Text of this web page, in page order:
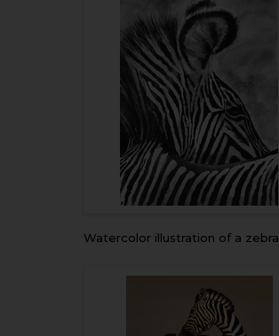
Watercolor illustration of a zebra with contrasting black and white stripes on a grey background